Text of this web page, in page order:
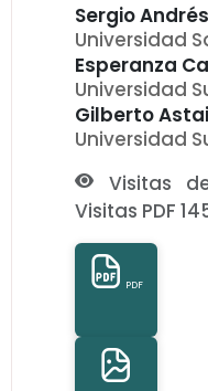
Sergio
Universidad
Esperanza
Universidad
Gilberto
Universidad
Visitas
Visitas PDF
PDF